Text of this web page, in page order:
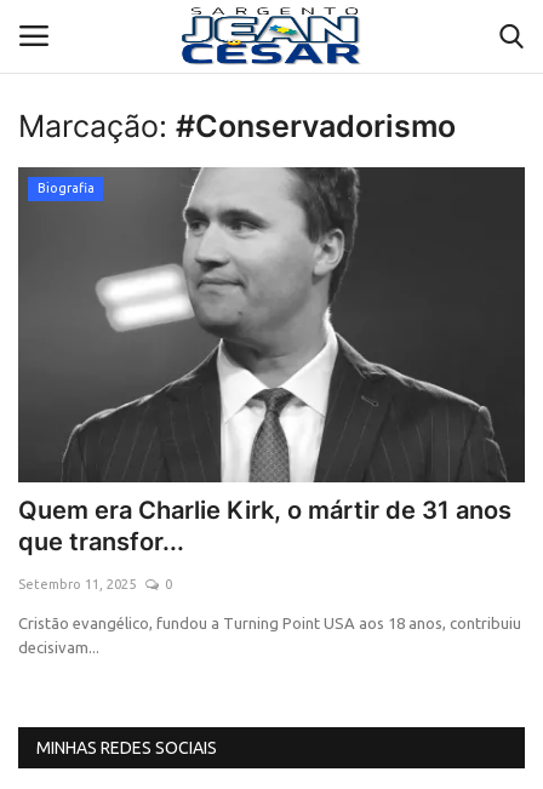
Contato
Propostas e Projetos
Entrevistas
Depoimentos
Política
Saúde e Bem-estar
Marcação: #Conservadorismo
Biografia
Quem era Charlie Kirk, o mártir de 31 anos
que transfor...
Setembro 11, 2025 0
Cristão evangélico, fundou a Turning Point USA aos 18 anos, contribuiu
decisivam...
MINHAS REDES SOCIAIS